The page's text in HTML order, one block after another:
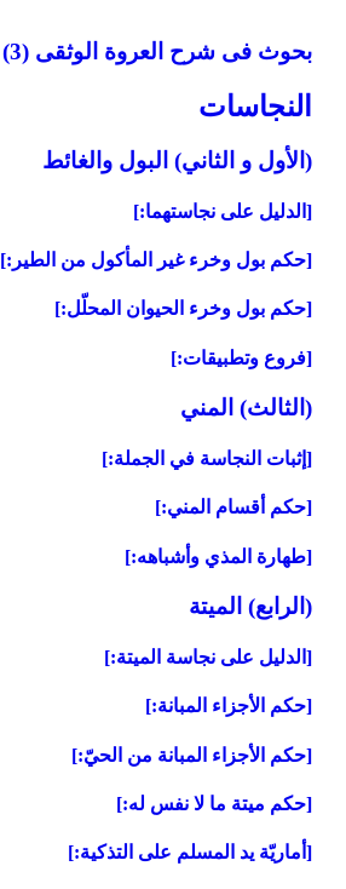
بحوث فی شرح العروة الوثقی (3)
النجاسات‏
(الأول و الثاني) البول والغائط
[الدليل على نجاستهما:]
[حكم بول وخرء غير المأكول من الطير:]
[حكم بول وخرء الحيوان المحلّل:]
[فروع وتطبيقات:]
(الثالث) المني‏
[إثبات النجاسة في الجملة:]
[حكم أقسام المني:]
[طهارة المذي وأشباهه:]
(الرابع) الميتة
[الدليل على نجاسة الميتة:]
[حكم الأجزاء المبانة:]
[حكم الأجزاء المبانة من الحيّ:]
[حكم ميتة ما لا نفس له:]
[أماريّة يد المسلم على التذكية:]